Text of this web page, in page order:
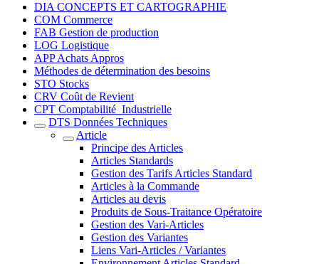
DIA CONCEPTS ET CARTOGRAPHIE
COM Commerce
FAB Gestion de production
LOG Logistique
APP Achats Appros
Méthodes de détermination des besoins
STO Stocks
CRV Coût de Revient
CPT Comptabilité_Industrielle
DTS Données Techniques
Article
Principe des Articles
Articles Standards
Gestion des Tarifs Articles Standard
Articles à la Commande
Articles au devis
Produits de Sous-Traitance Opératoire
Gestion des Vari-Articles
Gestion des Variantes
Liens Vari-Articles / Variantes